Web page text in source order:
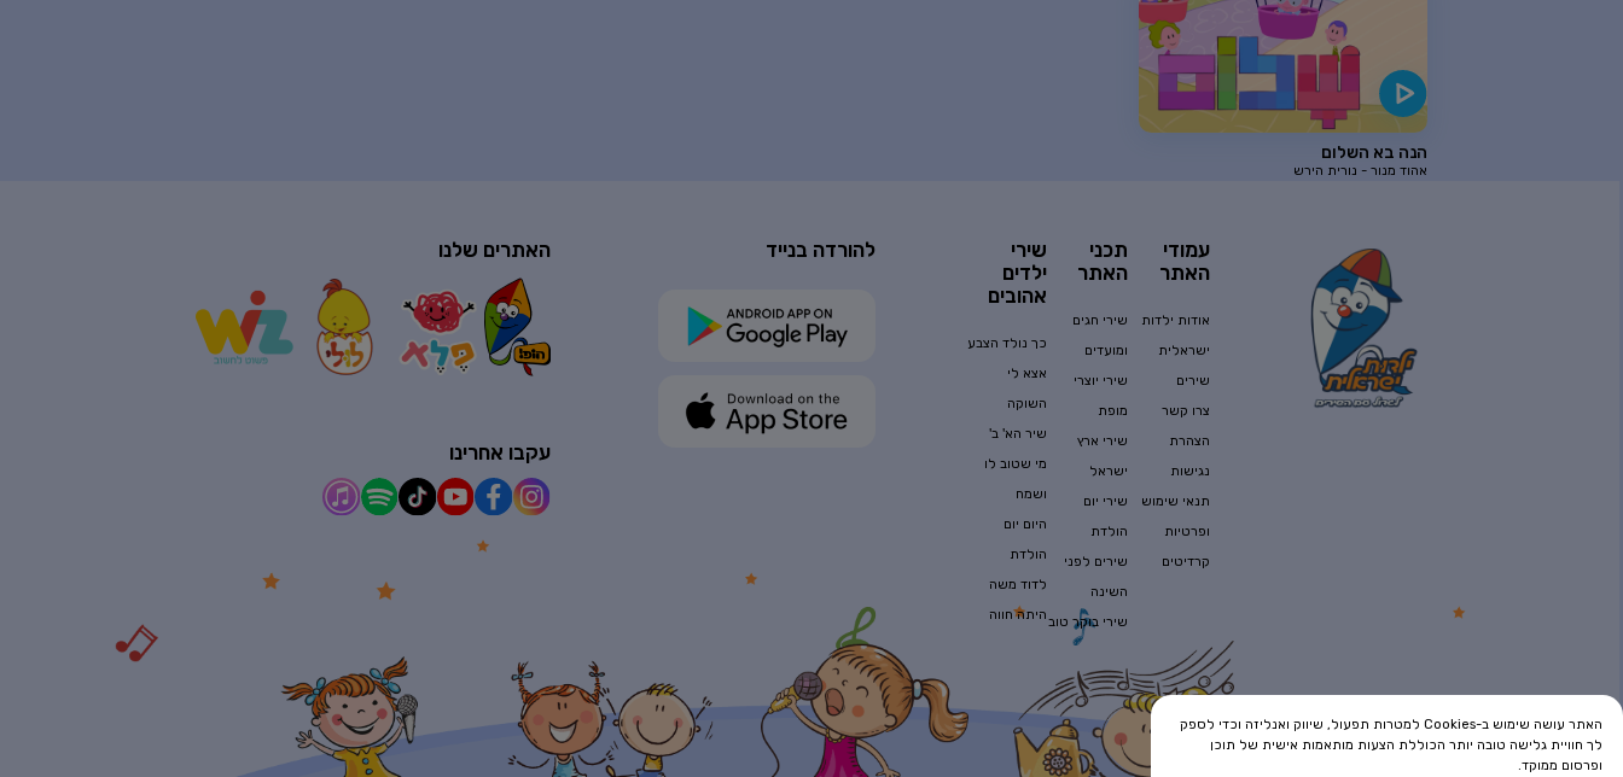
הם בזמר הזה
הנה בא השלום
אהוד מנור - נורית הירש
עמודי
האתר
אודות ילדות
ישראלית
שירים
צרו קשר
הצהרת
נגישות
תנאי שימוש
ופרטיות
קרדיטים
תכני
האתר
שירי חגים
ומועדים
שירי יוצרי
מופת
שירי ארץ
ישראל
שירי יום
הולדת
שירים לפני
השינה
שירי בוקר טוב
שירי
ילדים
אהובים
כך נולד הצבע
אצא לי
השוקה
שיר הא' ב'
מי שטוב לו
ושמח
היום יום
הולדת
לדוד משה
היתה חווה
להורדה בנייד האתרים שלנו
עקבו אחרינו
האתר עושה שימוש ב-Cookies למטרות תפעול, שיווק ואנליזה וכדי לספק
לך חוויית גלישה טובה יותר הכוללת הצעות מותאמות אישית של תוכן
ופרסום ממוקד.